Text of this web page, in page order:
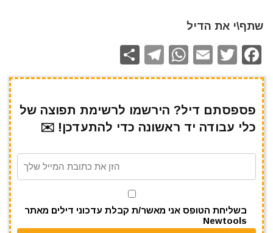
שתף\י את הדיל
F
a
e
b
o
T
w
te
r
E
m
l
W
h
s
A
p
T
el
gr
a
m
h
e
פספסתם דיל? הירשמו לרשימת תפוצה של
כלי עבודה יד ראשונה כדי להתעדכן! ✉️
בשליחת הטופס אני מאשר/ת קבלת עדכוני דילים מאתר
Newtools